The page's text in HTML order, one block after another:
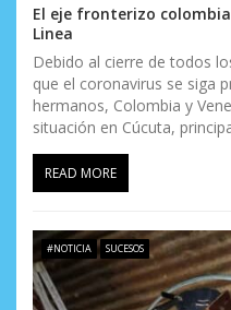
El eje fronterizo
Linea
Debido al cierre de todos
que el coronavirus se siga
hermanos, Colombia y
situación en Cúcuta,
READ MORE
#NOTICIA SUCESOS